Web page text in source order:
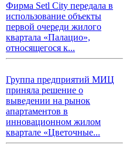
Фирма Setl City передала в
использование объекты
первой очереди жилого
квартала «Палацио»,
относящегося к...
Группа предприятий МИЦ
приняла решение о
выведении на рынок
апартаментов в
инновационном жилом
квартале «Цветочные...